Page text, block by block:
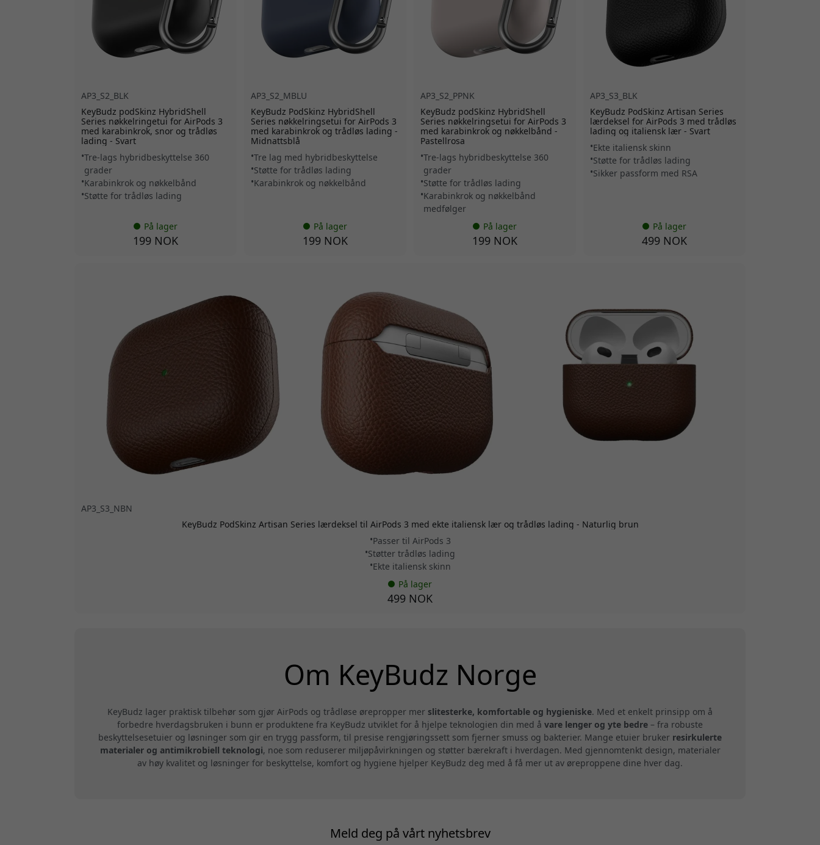
AP3_S2_BLK
KeyBudz podSkinz HybridShell
Series nøkkelringetui for AirPods 3
med karabinkrok, snor og trådløs
lading - Svart
Tre-lags hybridbeskyttelse 360
grader
Karabinkrok og nøkkelbånd
Støtte for trådløs lading
På lager
199 NOK
AP3_S2_MBLU
KeyBudz PodSkinz HybridShell
Series nøkkelringsetui for AirPods 3
med karabinkrok og trådløs lading -
Midnattsblå
Tre lag med hybridbeskyttelse
Støtte for trådløs lading
Karabinkrok og nøkkelbånd
På lager
199 NOK
AP3_S2_PPNK
KeyBudz podSkinz HybridShell
Series nøkkelringsetui for AirPods 3
med karabinkrok og nøkkelbånd -
Pastellrosa
Tre-lags hybridbeskyttelse 360
grader
Støtte for trådløs lading
Karabinkrok og nøkkelbånd
medfølger
På lager
199 NOK
AP3_S3_BLK
KeyBudz PodSkinz Artisan Series
lærdeksel for AirPods 3 med trådløs
lading og italiensk lær - Svart
Ekte italiensk skinn
Støtte for trådløs lading
Sikker passform med RSA
På lager
499 NOK
AP3_S3_NBN
KeyBudz PodSkinz Artisan Series lærdeksel til AirPods 3 med ekte italiensk lær og trådløs lading - Naturlig brun
Passer til AirPods 3
Støtter trådløs lading
Ekte italiensk skinn
På lager
499 NOK
Om KeyBudz Norge
KeyBudz lager praktisk tilbehør som gjør AirPods og trådløse ørepropper mer slitesterke, komfortable og hygieniske. Med et enkelt prinsipp om å
forbedre hverdagsbruken i bunn er produktene fra KeyBudz utviklet for å hjelpe teknologien din med å vare lenger og yte bedre – fra robuste
beskyttelsesetuier og løsninger som gir en trygg passform, til presise rengjøringssett som fjerner smuss og bakterier. Mange etuier bruker resirkulerte
materialer og antimikrobiell teknologi, noe som reduserer miljøpåvirkningen og støtter bærekraft i hverdagen. Med gjennomtenkt design, materialer
av høy kvalitet og løsninger for beskyttelse, komfort og hygiene hjelper KeyBudz deg med å få mer ut av øreproppene dine hver dag.
Meld deg på vårt nyhetsbrev